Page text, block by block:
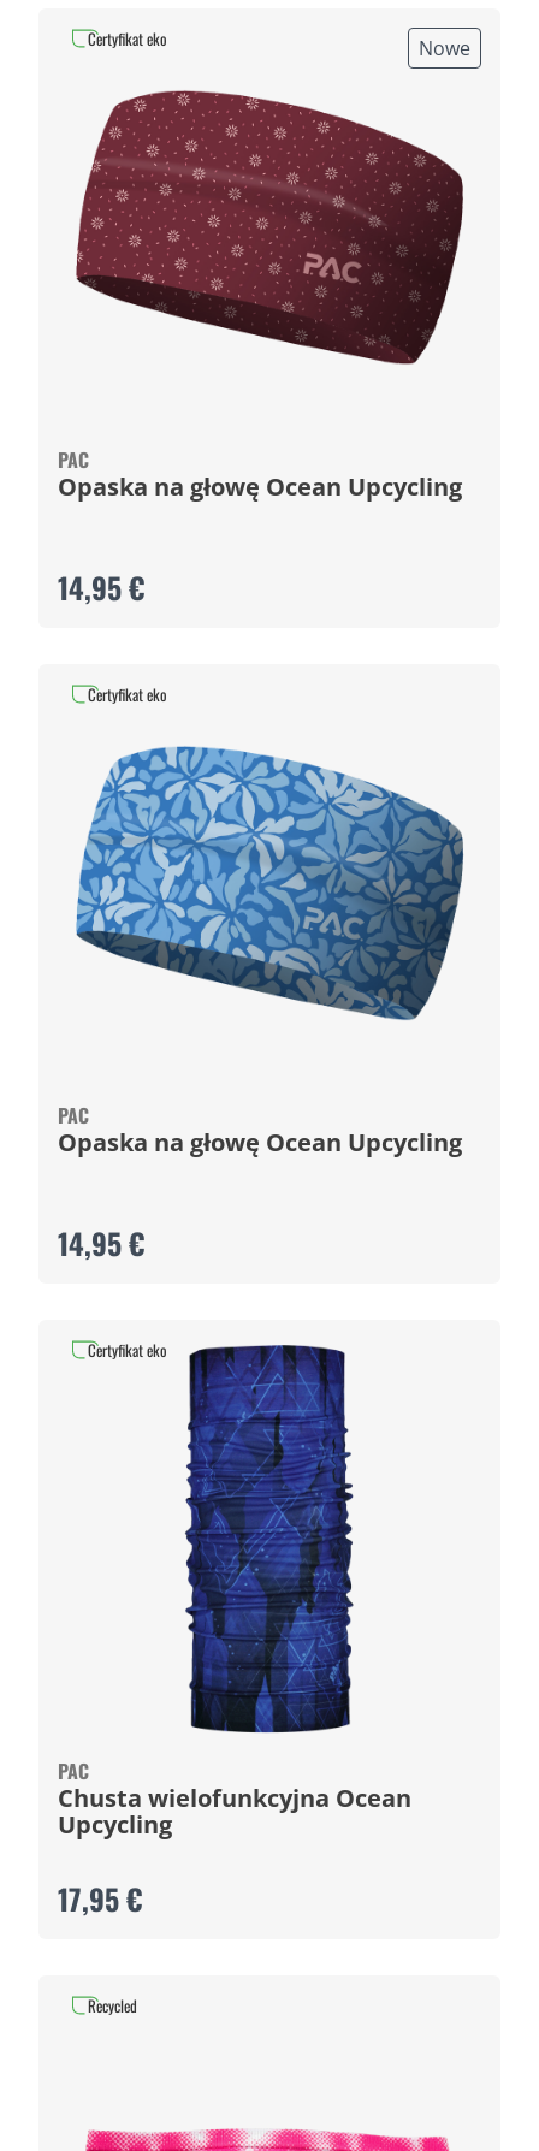
Nowe
PAC
Opaska na głowę Ocean Upcycling
14,95 €
Certyfikat eko
PAC
Opaska na głowę Ocean Upcycling
14,95 €
Certyfikat eko
PAC
Chusta wielofunkcyjna Ocean
Upcycling
17,95 €
Certyfikat eko
Recycled